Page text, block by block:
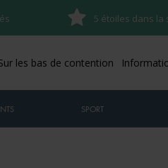
5 étoiles dans la
les bas de contention
SPORT